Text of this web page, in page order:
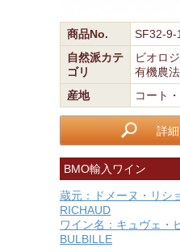
商品No. SF32-9-
自然派カテ
ゴリ
ビオロ
有機農法
産地
コート
詳
BMO輸入ワイン
蔵元：ドメーヌ・リシ
RICHAUD
ワイン名：キュヴェ
BULBILLE